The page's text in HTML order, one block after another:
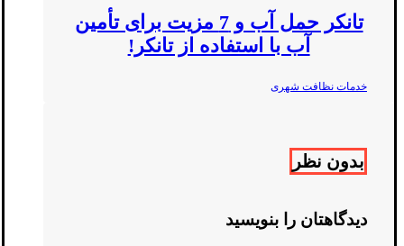
تانکر حمل آب و 7 مزیت برای تأمین
آب با استفاده از تانکر!
خدمات نظافت شهری
بدون نظر
دیدگاهتان را بنویسید